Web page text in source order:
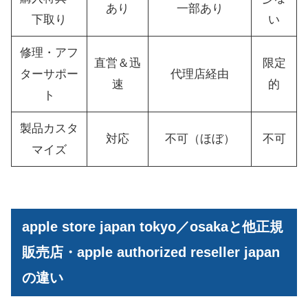
下取り
あり 一部あり
い
修理・アフ
ターサポー
ト
直営＆迅
速
代理店経由
限定
的
製品カスタ
マイズ
対応 不可（ほぼ） 不可
apple store japan tokyo／osakaと他正規
販売店・apple authorized reseller japan
の違い